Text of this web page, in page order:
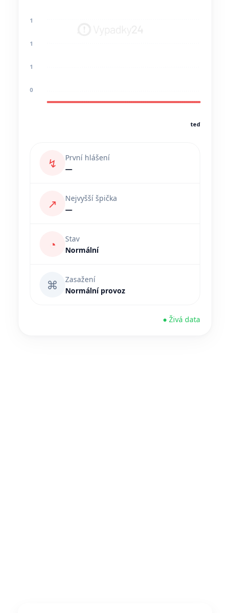
1
1
1
0
teď
↯
První hlášení
—
↗
Nejvyšší špička
—
◔
Stav
Normální
⌘
Zasažení
Normální provoz
● Živá data